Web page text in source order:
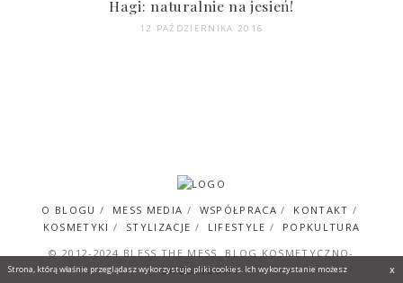
Hagi: naturalnie na jesień!
12 PAŹDZIERNIKA 2016
O BLOGU MESS MEDIA WSPÓŁPRACA
KONTAKT
KOSMETYKI
STYLIZACJE LIFESTYLE
POPKULTURA
© 2012-2024 BLESS THE MESS. BLOG KOSMETYCZNO-
LIFESTYLOWY
Strona, którą właśnie przeglądasz wykorzystuje pliki cookies. Ich wykorzystanie możesz x